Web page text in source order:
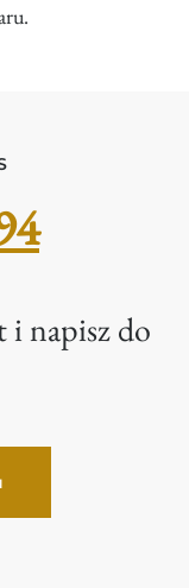
i napisz do